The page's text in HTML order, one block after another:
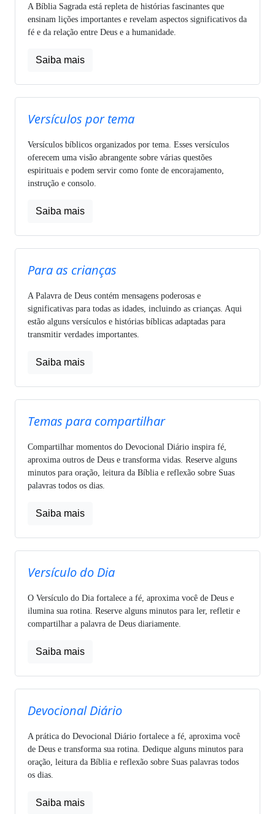
A Bíblia Sagrada está repleta de histórias fascinantes que
ensinam lições importantes e revelam aspectos significativos da
fé e da relação entre Deus e a humanidade.
Saiba mais
Versículos por tema
Versículos bíblicos organizados por tema. Esses versículos
oferecem uma visão abrangente sobre várias questões
espirituais e podem servir como fonte de encorajamento,
instrução e consolo.
Saiba mais
Para as crianças
A Palavra de Deus contém mensagens poderosas e
significativas para todas as idades, incluindo as crianças. Aqui
estão alguns versículos e histórias bíblicas adaptadas para
transmitir verdades importantes.
Saiba mais
Temas para compartilhar
Compartilhar momentos do Devocional Diário inspira fé,
aproxima outros de Deus e transforma vidas. Reserve alguns
minutos para oração, leitura da Bíblia e reflexão sobre Suas
palavras todos os dias.
Saiba mais
Versículo do Dia
O Versículo do Dia fortalece a fé, aproxima você de Deus e
ilumina sua rotina. Reserve alguns minutos para ler, refletir e
compartilhar a palavra de Deus diariamente.
Saiba mais
Devocional Diário
A prática do Devocional Diário fortalece a fé, aproxima você
de Deus e transforma sua rotina. Dedique alguns minutos para
oração, leitura da Bíblia e reflexão sobre Suas palavras todos
os dias.
Saiba mais